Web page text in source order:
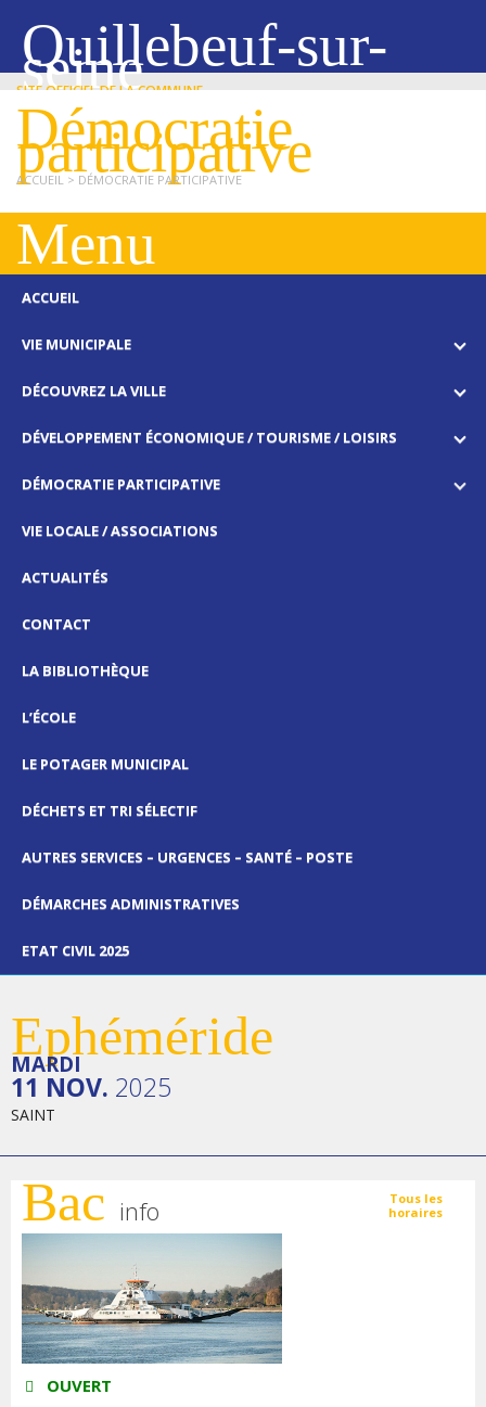
Quillebeuf-sur-
seine
SITE OFFICIEL DE LA COMMUNE
Démocratie
participative
ACCUEIL > DÉMOCRATIE PARTICIPATIVE
Menu
ACCUEIL
VIE MUNICIPALE
DÉCOUVREZ LA VILLE
DÉVELOPPEMENT ÉCONOMIQUE / TOURISME / LOISIRS
DÉMOCRATIE PARTICIPATIVE
VIE LOCALE / ASSOCIATIONS
ACTUALITÉS
CONTACT
LA BIBLIOTHÈQUE
L’ÉCOLE
LE POTAGER MUNICIPAL
DÉCHETS ET TRI SÉLECTIF
AUTRES SERVICES – URGENCES – SANTÉ – POSTE
DÉMARCHES ADMINISTRATIVES
ETAT CIVIL 2025
Ephéméride
MARDI
11 NOV. 2025
SAINT
Tous les
horaires
Bac info
OUVERT